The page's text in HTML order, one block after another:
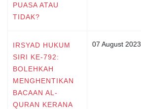
PUASA ATAU
TIDAK?
IRSYAD HUKUM
SIRI KE-792:
BOLEHKAH
MENGHENTIKAN
BACAAN AL-
QURAN KERANA
07 August 2023